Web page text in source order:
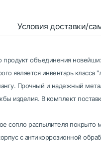
Условия доставки/
продукт объединения
является инвентарь
Прочный и надежный
изделия. В комплект
сопло распылителя покрыто
с антикоррозионной